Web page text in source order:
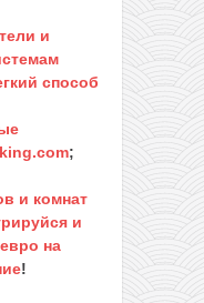
и
способ
;
и комнат
и
на
!